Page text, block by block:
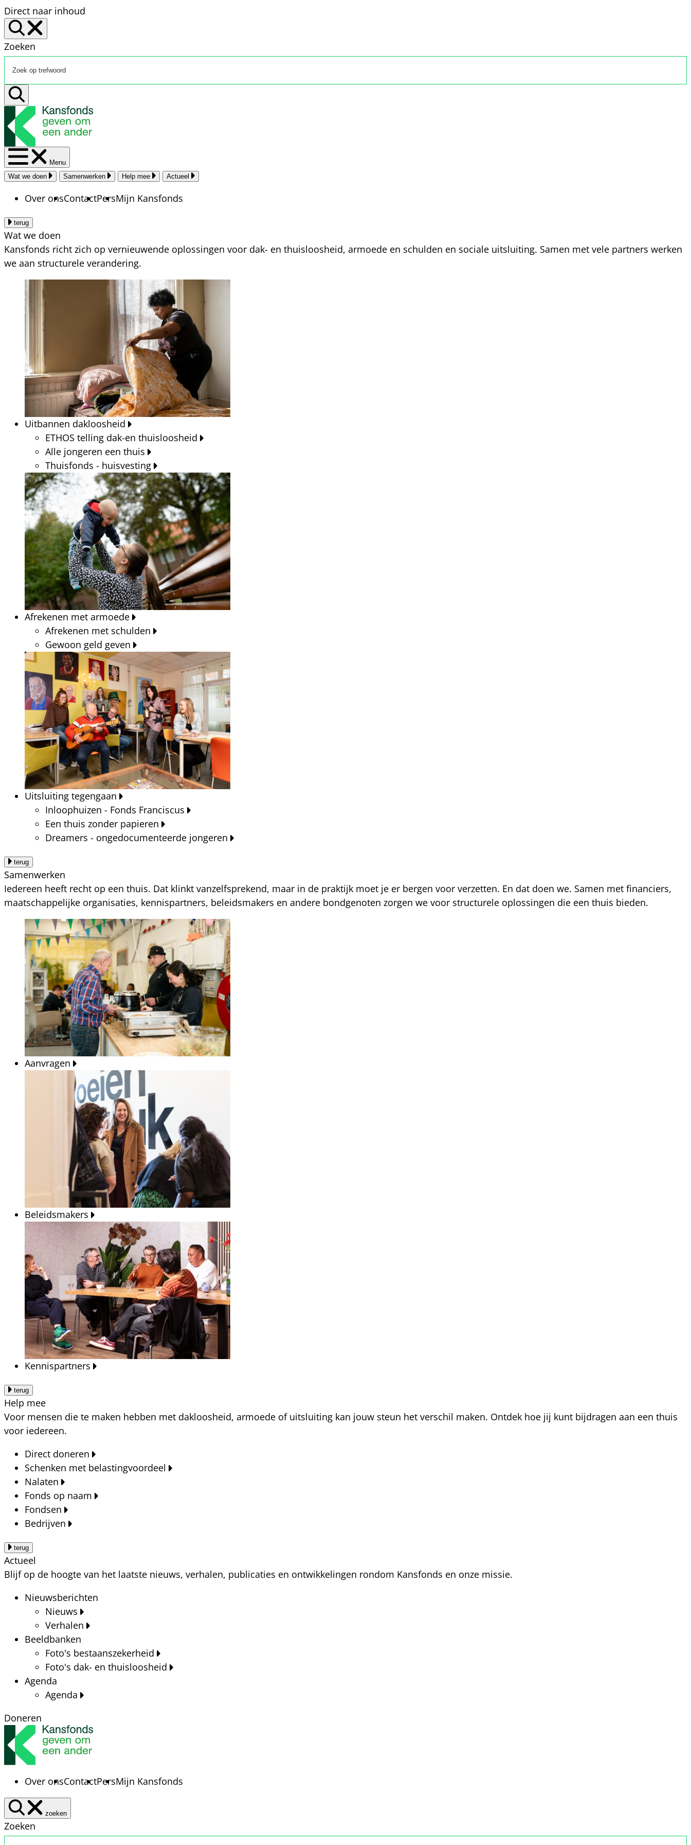
Direct naar inhoud
Zoeken
Menu
Wat we doen
Samenwerken Help mee Actueel
Over onsContactPersMijn Kansfonds
terug
Wat we doen
Kansfonds richt zich op vernieuwende oplossingen voor dak- en thuisloosheid, armoede en schulden en sociale uitsluiting. Samen met vele partners werken
we aan structurele verandering.
Uitbannen dakloosheid
ETHOS telling dak-en thuisloosheid
Alle jongeren een thuis
Thuisfonds - huisvesting
Afrekenen met armoede
Afrekenen met schulden
Gewoon geld geven
Uitsluiting tegengaan
Inloophuizen - Fonds Franciscus
Een thuis zonder papieren
Dreamers - ongedocumenteerde jongeren
terug
Samenwerken
Iedereen heeft recht op een thuis. Dat klinkt vanzelfsprekend, maar in de praktijk moet je er bergen voor verzetten. En dat doen we. Samen met financiers,
maatschappelijke organisaties, kennispartners, beleidsmakers en andere bondgenoten zorgen we voor structurele oplossingen die een thuis bieden.
Aanvragen
Beleidsmakers
Kennispartners
terug
Help mee
Voor mensen die te maken hebben met dakloosheid, armoede of uitsluiting kan jouw steun het verschil maken. Ontdek hoe jij kunt bijdragen aan een thuis
voor iedereen.
Direct doneren
Schenken met belastingvoordeel
Nalaten
Fonds op naam
Fondsen
Bedrijven
terug
Actueel
Blijf op de hoogte van het laatste nieuws, verhalen, publicaties en ontwikkelingen rondom Kansfonds en onze missie.
Nieuwsberichten
Nieuws
Verhalen
Beeldbanken
Foto's bestaanszekerheid
Foto's dak- en thuisloosheid
Agenda
Agenda
Doneren
Over onsContactPersMijn Kansfonds
zoeken
Zoeken